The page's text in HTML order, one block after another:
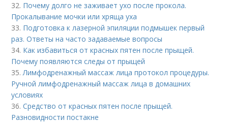
32. Почему долго не заживает ухо после прокола.
Прокалывание мочки или хряща уха
33. Подготовка к лазерной эпиляции подмышек первый
раз. Ответы на часто задаваемые вопросы
34. Как избавиться от красных пятен после прыщей.
Почему появляются следы от прыщей
35.Лимфодренажный массаж лица протокол процедуры.
Ручной лимфодренажный массаж лица в домашних
условиях
36.Средство от красных пятен после прыщей.
Разновидности постакне